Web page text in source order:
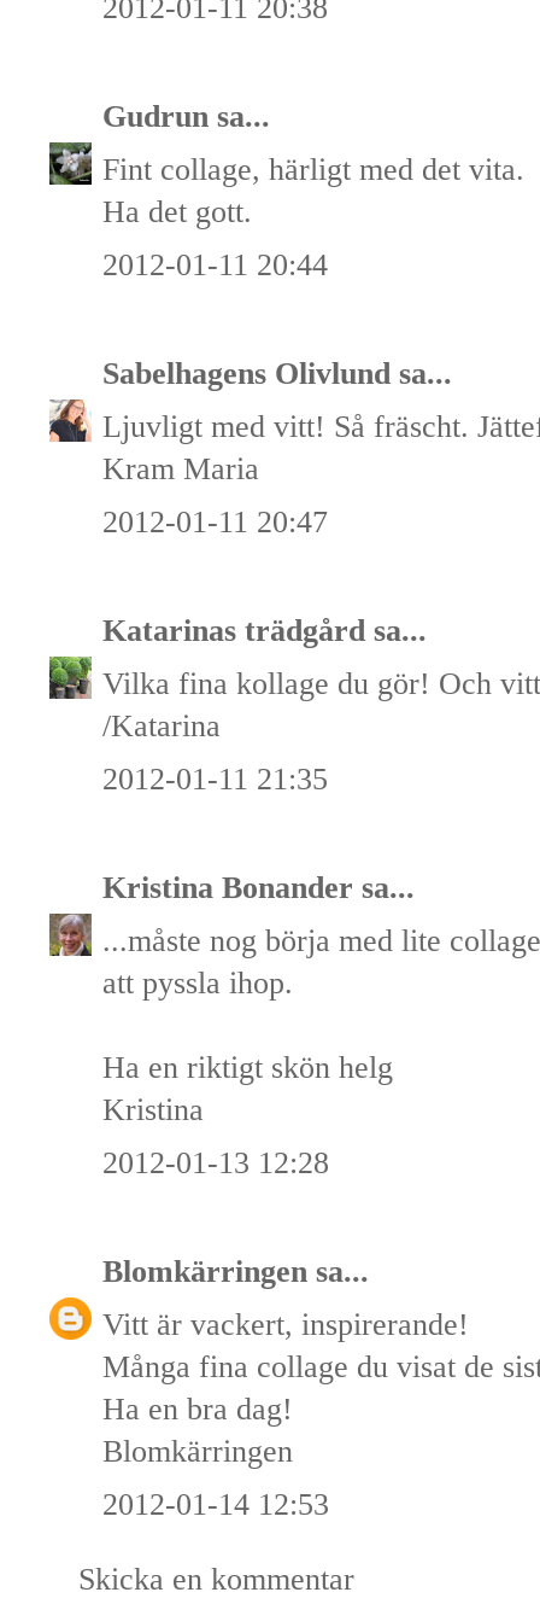
2012-01-11 20:38
Gudrun sa...
Fint collage, härligt med det vita.
Ha det gott.
2012-01-11 20:44
Sabelhagens Olivlund sa...
Ljuvligt med vitt! Så fräscht.
Kram Maria
2012-01-11 20:47
Katarinas trädgård sa...
Vilka fina kollage du gör! Och
/Katarina
2012-01-11 21:35
Kristina Bonander sa...
...måste nog börja med lite
att pyssla ihop.
Ha en riktigt skön helg
Kristina
2012-01-13 12:28
Blomkärringen sa...
Vitt är vackert, inspirerande!
Många fina collage du visat de
Ha en bra dag!
Blomkärringen
2012-01-14 12:53
Skicka en kommentar